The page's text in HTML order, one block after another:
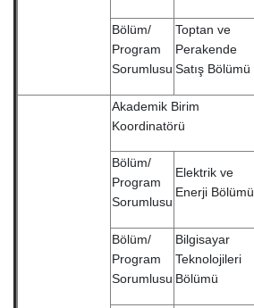
Bölüm/
Program
Sorumlusu
Toptan ve
Perakende
Satış Bölümü
Akademik Birim
Koordinatörü
Bölüm/
Program
Sorumlusu
Elektrik ve
Enerji Bölümü
Bölüm/
Program
Sorumlusu
Bilgisayar
Teknolojileri
Bölümü